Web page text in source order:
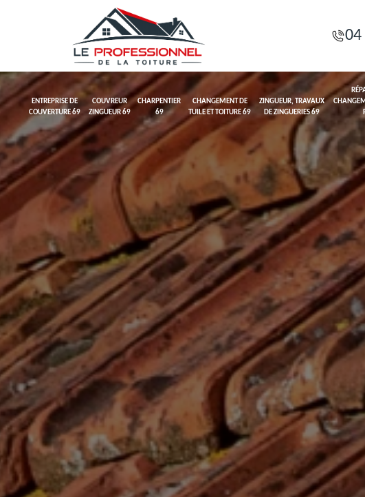
04
ENTREPRISE DE
COUVERTURE 69
COUVREUR
ZINGUEUR 69
CHARPENTIER
69
CHANGEMENT DE
TUILE ET TOITURE 69
ZINGUEUR, TRAVAUX
DE ZINGUERIES 69